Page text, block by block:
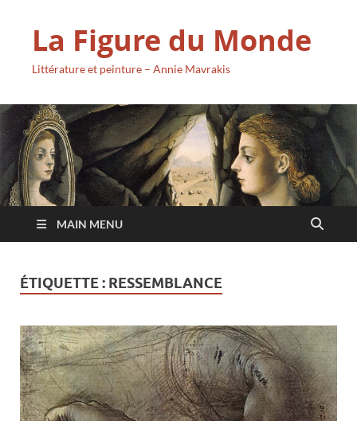
La Figure du Monde
Littérature et peinture – Annie Mavrakis
MAIN MENU
ÉTIQUETTE : RESSEMBLANCE